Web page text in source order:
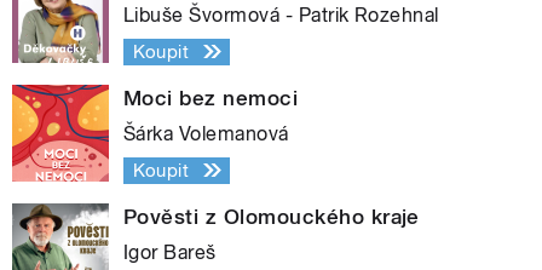
Libuše Švormová - Patrik Rozehnal
Koupit
Moci bez nemoci
Šárka Volemanová
Koupit
Pověsti z Olomouckého kraje
Igor Bareš